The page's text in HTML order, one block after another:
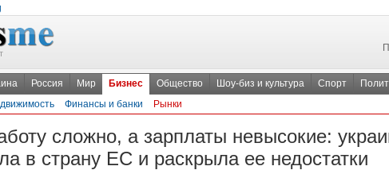
Россия Мир Бизнес Общество Шоу-биз и культура Спорт
Финансы и банки Рынки
сложно, а зарплаты невысокие:
в страну ЕС и раскрыла ее недостатки